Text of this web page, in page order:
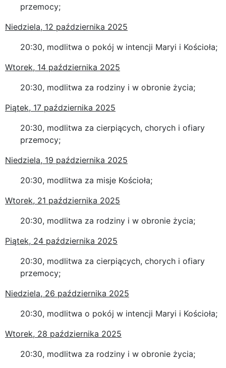
przemocy;
Niedziela, 12 października 2025
20:30, modlitwa o pokój w intencji Maryi i Kościoła;
Wtorek, 14 października 2025
20:30, modlitwa za rodziny i w obronie życia;
Piątek, 17 października 2025
20:30, modlitwa za cierpiących, chorych i ofiary
przemocy;
Niedziela, 19 października 2025
20:30, modlitwa za misje Kościoła;
Wtorek, 21 października 2025
20:30, modlitwa za rodziny i w obronie życia;
Piątek, 24 października 2025
20:30, modlitwa za cierpiących, chorych i ofiary
przemocy;
Niedziela, 26 października 2025
20:30, modlitwa o pokój w intencji Maryi i Kościoła;
Wtorek, 28 października 2025
20:30, modlitwa za rodziny i w obronie życia;